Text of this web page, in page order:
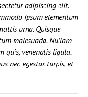
adipiscing elit.
ipsum elementum
urna. Quisque
malesuada. Nullam
quis, venenatis ligula.
nec egestas turpis, et